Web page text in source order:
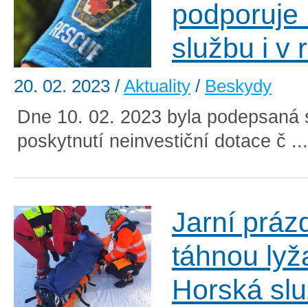
podporuje
službu i v
20. 02. 2023 / Aktuality / Beskydy
Dne 10. 02. 2023 byla podepsaná
poskytnutí neinvestiční dotace č
Jarní
táhnou
Horská